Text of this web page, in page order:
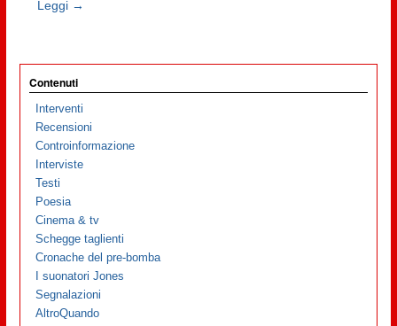
Leggi →
Contenuti
Interventi
Recensioni
Controinformazione
Interviste
Testi
Poesia
Cinema & tv
Schegge taglienti
Cronache del pre-bomba
I suonatori Jones
Segnalazioni
AltroQuando